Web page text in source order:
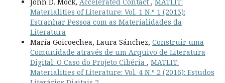
Materialities of Literature: Vol. 1 N.º 1 (2013):
Estranhar Pessoa com as Materialidades da
Literatura
María Goicoechea, Laura Sánchez, Construir uma
Comunidade através de um Arquivo de Literatura
Digital: O Caso do Projeto Cibéria , MATLIT:
Materialities of Literature: Vol. 4 N.º 2 (2016): Estudos